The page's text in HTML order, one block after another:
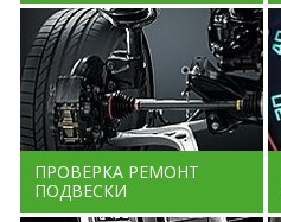
ПРОВЕРКА РЕМОНТ
ПОДВЕСКИ